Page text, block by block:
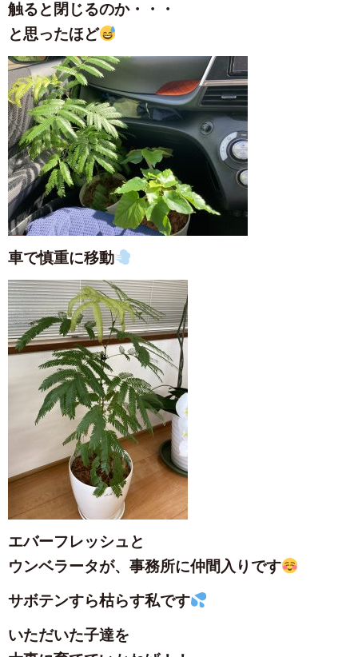
触ると閉じるのか・・・
と思ったほど
車で慎重に移動
エバーフレッシュと
ウンベラータが、事務所に仲間入りです
サボテンすら枯らす私です
いただいた子達を